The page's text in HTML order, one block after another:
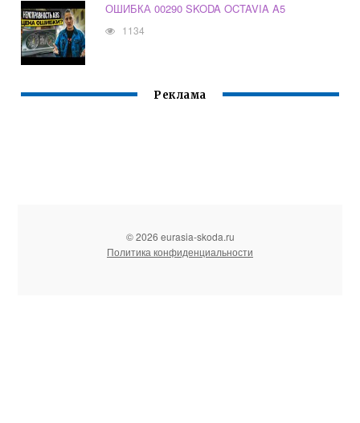
ОШИБКА 00290 SKODA OCTAVIA A5
1134
Реклама
© 2026 eurasia-skoda.ru
Политика конфиденциальности